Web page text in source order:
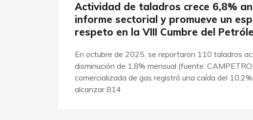
Actividad de taladros crece 6,8%
informe sectorial y promueve un
respeto en la VIII Cumbre del
En octubre de 2025, se reportaron 110 taladros
disminución de 1,8% mensual (fuente:
comercializada de gas registró una caída del
alcanzar 814